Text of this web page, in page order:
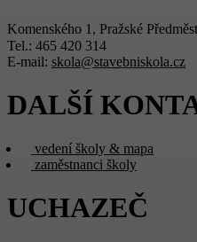
Komenského 1, Pražské
Tel.: 465 420 314
E-mail: skola@stavebniskola.cz
DALŠÍ
vedení školy & mapa
zaměstnanci školy
UCHAZEČ